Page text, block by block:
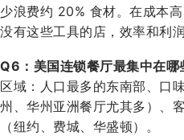
少浪费约 20% 食材。在成本高
没有这些工具的店，效率和利润
Q6：美国连锁餐厅最集中在哪
区域：人口最多的东南部、口
州、华州亚洲餐厅尤其多）、
（纽约、费城、华盛顿）。